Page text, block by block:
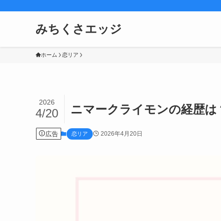
みちくさエッジ
ホーム 恋リア
ニマークライモンの経歴
2026
4/20
広告 恋リア 2026年4月20日